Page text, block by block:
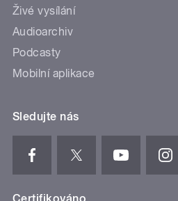
Živé vysílání
Audioarchiv
Podcasty
Mobilní aplikace
Sledujte nás